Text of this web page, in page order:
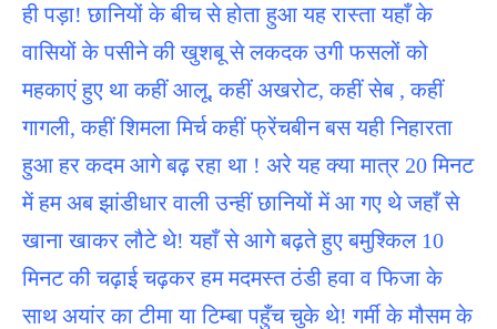
ही पड़ा! छानियों के बीच से होता हुआ यह रास्ता यहाँ के
वासियों के पसीने की खुशबू से लकदक उगी फसलों को
महकाएं हुए था कहीं आलू, कहीं अखरोट, कहीं सेब , कहीं
गागली, कहीं शिमला मिर्च कहीं फ्रेंचबीन बस यही निहारता
हुआ हर कदम आगे बढ़ रहा था ! अरे यह क्या मात्र 20 मिनट
में हम अब झांडीधार वाली उन्हीं छानियों में आ गए थे जहाँ से
खाना खाकर लौटे थे! यहाँ से आगे बढ़ते हुए बमुश्किल 10
मिनट की चढ़ाई चढ़कर हम मदमस्त ठंडी हवा व फिजा के
साथ अयांर का टीमा या टिम्बा पहुँच चुके थे! गर्मी के मौसम के